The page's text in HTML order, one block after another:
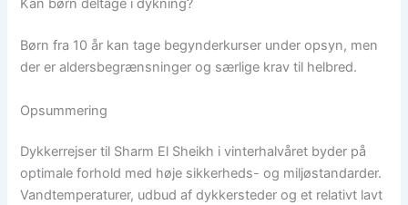
Kan børn deltage i dykning?
Børn fra 10 år kan tage begynderkurser under opsyn, men
der er aldersbegrænsninger og særlige krav til helbred.
Opsummering
Dykkerrejser til Sharm El Sheikh i vinterhalvåret byder på
optimale forhold med høje sikkerheds- og miljøstandarder.
Vandtemperaturer, udbud af dykkersteder og et relativt lavt